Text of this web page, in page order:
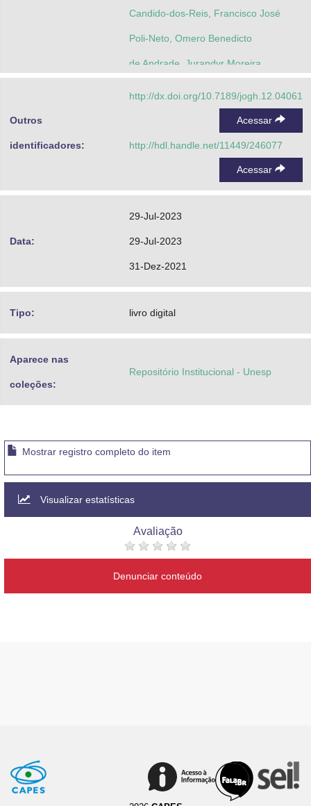
Candido-dos-Reis, Francisco José
Poli-Neto, Omero Benedicto
de Andrade, Jurandyr Moreira
Outros
identificadores:
http://dx.doi.org/10.7189/jogh.12.04061
Acessar
http://hdl.handle.net/11449/246077
Acessar
Data:
29-Jul-2023
29-Jul-2023
31-Dez-2021
Tipo: livro digital
Aparece nas
coleções:
Repositório Institucional - Unesp
Mostrar registro completo do item
Visualizar estatísticas
Avaliação
Denunciar conteúdo